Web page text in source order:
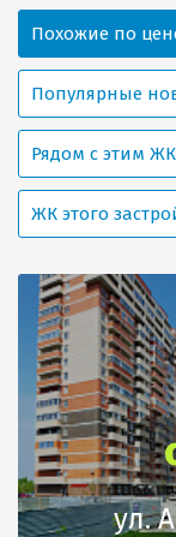
Похожие по
Популярные
Рядом с этим ЖК
ЖК этого
ул.